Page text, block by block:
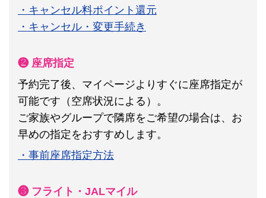
・キャンセル料ポイント還元
・キャンセル・変更手続き
❷ 座席指定
予約完了後、マイページよりすぐに座席指定が
可能です（空席状況による）。
ご家族やグループで隣席をご希望の場合は、お
早めの指定をおすすめします。
・事前座席指定方法
❸ フライト・JALマイル